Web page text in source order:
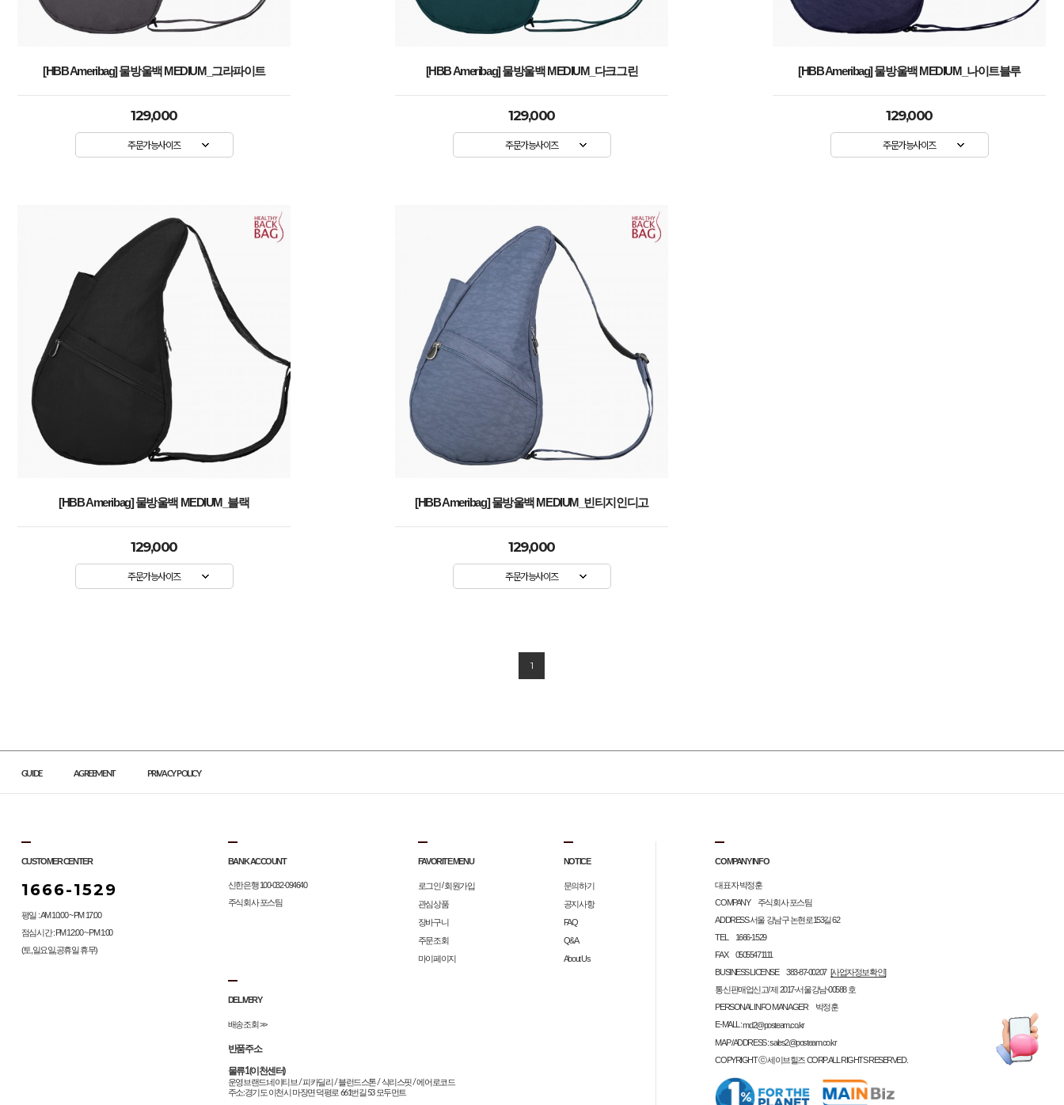
[HBB Ameribag] 물방울백 MEDIUM_그라파이트
129,000
주문가능사이즈
[HBB Ameribag] 물방울백 MEDIUM_다크그린
129,000
주문가능사이즈
[HBB Ameribag] 물방울백 MEDIUM_나이트블루
129,000
주문가능사이즈
[HBB Ameribag] 물방울백 MEDIUM_블랙
129,000
주문가능사이즈
[HBB Ameribag] 물방울백 MEDIUM_빈티지인디고
129,000
주문가능사이즈
1
GUIDE AGREEMENT PRIVACY POLICY
CUSTOMER CENTER
1666-1529
평일 : AM 10:00 ~ PM 17:00
점심시간 : PM 12:00 ~ PM 1:00
(토,일요일,공휴일 휴무)
BANK ACCOUNT
신한은행 100-032-094640
주식회사 포스팀
DELIVERY
배송조회 >>
반품주소
물류1(이천센터)
운영브랜드:네이티브 / 피카딜리 / 블런드스톤 / 삭리스핏 / 에어로코드
주소:경기도 이천시 마장면 덕평로 661번길 53 모두먼트
FAVORITE MENU
로그인/회원가입
관심상품
장바구니
주문조회
마이페이지
NOTICE
문의하기
공지사항
FAQ
Q&A
About Us
COMPANY INFO
대표자 박정훈
COMPANY 주식회사 포스팀
ADDRESS 서울 강남구 논현로153길 62
TEL 1666-1529
FAX 05055471111
BUSINESS LICENSE 383-87-00207 [사업자정보확인]
통신판매업신고/ 제 2017-서울강남-00588 호
PERSONAL INFO MANAGER 박정훈
E-MALL :md2@posteam.co.kr
MAP / ADDRESS : sales2@posteam.co.kr
COPYRIGHT ⓒ 세이브힐즈 CORP. ALL RIGHTS RESERVED.